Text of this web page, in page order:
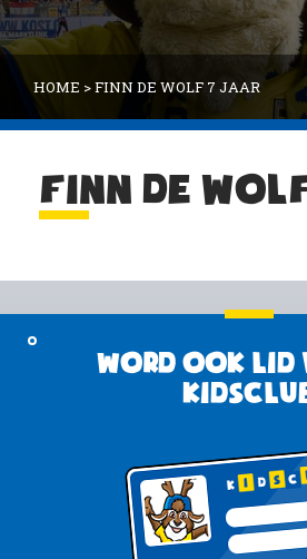
HOME >FINN DE WOLF 7 JAAR
FINN DE
Word ook lid